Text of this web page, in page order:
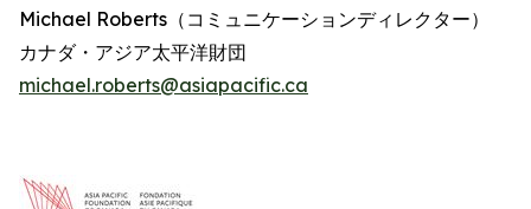
Michael Roberts（コミュニケーションディレクター）
カナダ・アジア太平洋財団
michael.roberts@asiapacific.ca